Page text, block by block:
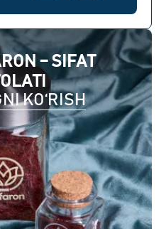
– SIFAT
KO‘RISH